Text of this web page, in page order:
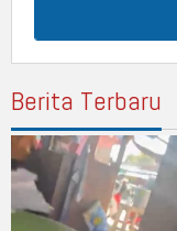
Berita Terbaru